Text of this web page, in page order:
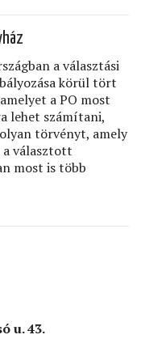
a választási
körül tört
a PO most
lehet számítani,
törvényt, amely
választott
most is több
u. 43.